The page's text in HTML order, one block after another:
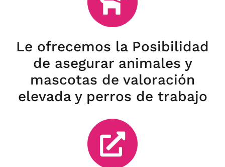
Le ofrecemos la Posibilidad
de asegurar animales y
mascotas de valoración
elevada y perros de trabajo